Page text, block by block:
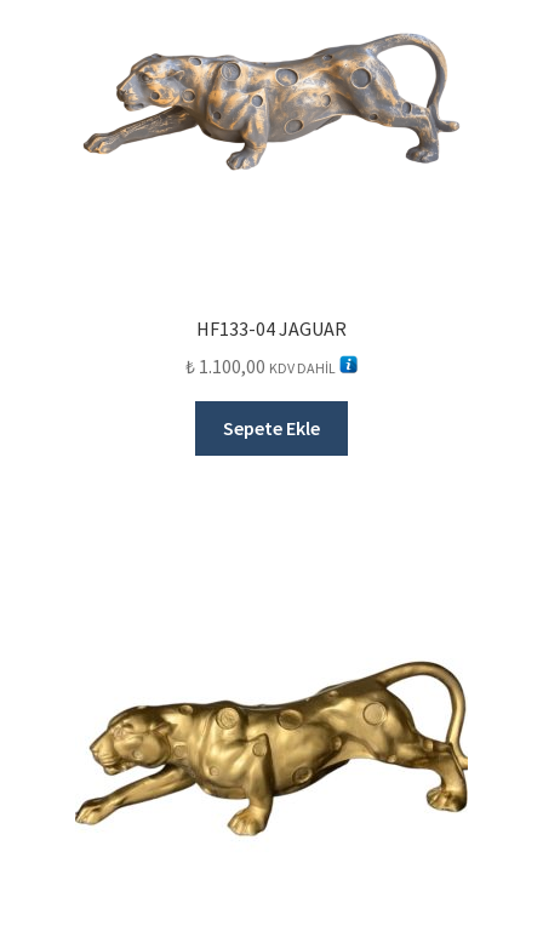
HF133-04 JAGUAR
₺ 1.100,00 KDV DAHİL
Sepete Ekle